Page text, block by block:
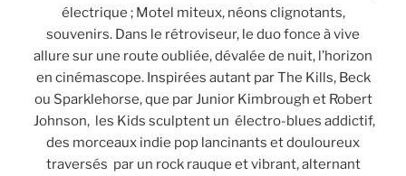
électrique ; Motel miteux, néons clignotants,
souvenirs. Dans le rétroviseur, le duo fonce à vive
allure sur une route oubliée, dévalée de nuit, l’horizon
en cinémascope. Inspirées autant par The Kills, Beck
ou Sparklehorse, que par Junior Kimbrough et Robert
Johnson, les Kids sculptent un électro-blues addictif,
des morceaux indie pop lancinants et douloureux
traversés par un rock rauque et vibrant, alternant